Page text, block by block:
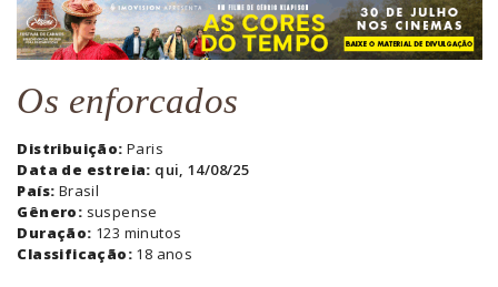
Os enforcados
Distribuição: Paris
Data de estreia: qui, 14/08/25
País: Brasil
Gênero: suspense
Duração: 123 minutos
Classificação: 18 anos